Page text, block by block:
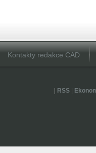
Kontakty redakce CAD
RSS|